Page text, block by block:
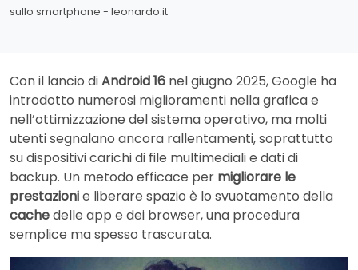
sullo smartphone - leonardo.it
Con il lancio diAndroid 16 nel giugno 2025, Google ha
introdotto numerosi miglioramenti nella grafica e
nell’ottimizzazione del sistema operativo, ma molti
utenti segnalano ancora rallentamenti, soprattutto
su dispositivi carichi di file multimediali e dati di
backup. Un metodo efficace per migliorare le
prestazionie liberare spazio è lo svuotamento della
cachedelle app e dei browser, una procedura
semplice ma spesso trascurata.